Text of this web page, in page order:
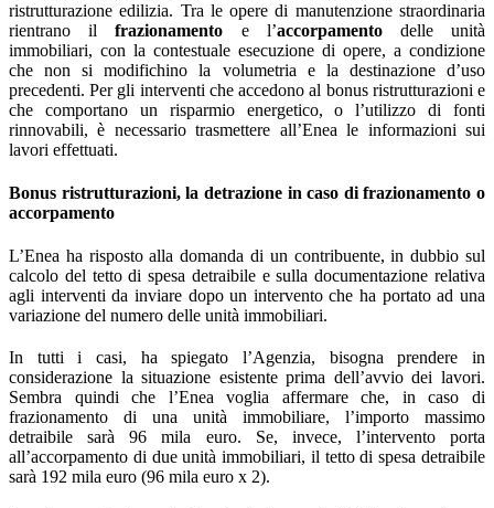
ristrutturazione edilizia. Tra le opere di manutenzione straordinaria
rientrano ilfrazionamento e l’accorpamentodelle unità
immobiliari, con la contestuale esecuzione di opere, a condizione
che non si modifichino la volumetria e la destinazione d’uso
precedenti. Per gli interventi che accedono al bonus ristrutturazioni e
che comportano un risparmio energetico, o l’utilizzo di fonti
rinnovabili, è necessario trasmettere all’Enea le informazioni sui
lavori effettuati.
Bonus ristrutturazioni, la detrazione in caso di frazionamento o
accorpamento
L’Enea ha risposto alla domanda di un contribuente, in dubbio sul
calcolo del tetto di spesa detraibile e sulla documentazione relativa
agli interventi da inviare dopo un intervento che ha portato ad una
variazione del numero delle unità immobiliari.
In tutti i casi, ha spiegato l’Agenzia, bisogna prendere in
considerazione la situazione esistente prima dell’avvio dei lavori.
Sembra quindi che l’Enea voglia affermare che, in caso di
frazionamento di una unità immobiliare, l’importo massimo
detraibile sarà 96 mila euro. Se, invece, l’intervento porta
all’accorpamento di due unità immobiliari, il tetto di spesa detraibile
sarà 192 mila euro (96 mila euro x 2).